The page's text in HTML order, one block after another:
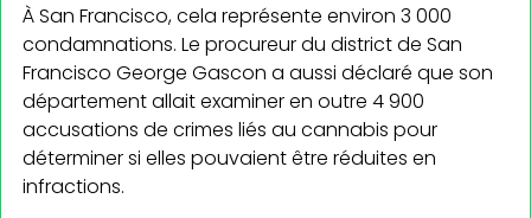
À San Francisco, cela représente environ 3 000
condamnations. Le procureur du district de San
Francisco George Gascon a aussi déclaré que son
département allait examiner en outre 4 900
accusations de crimes liés au cannabis pour
déterminer si elles pouvaient être réduites en
infractions.